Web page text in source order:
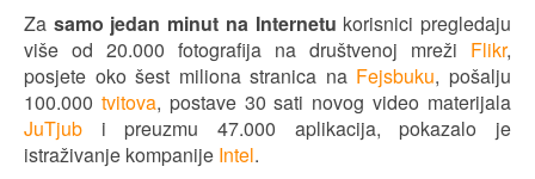
Za samo jedan minut na Internetu korisnici pregledaju
više od 20.000 fotografija na društvenoj mreži Flikr,
posjete oko šest miliona stranica na Fejsbuku, pošalju
100.000 tvitova, postave 30 sati novog video materijala
JuTjub i preuzmu 47.000 aplikacija, pokazalo je
istraživanje kompanije Intel.